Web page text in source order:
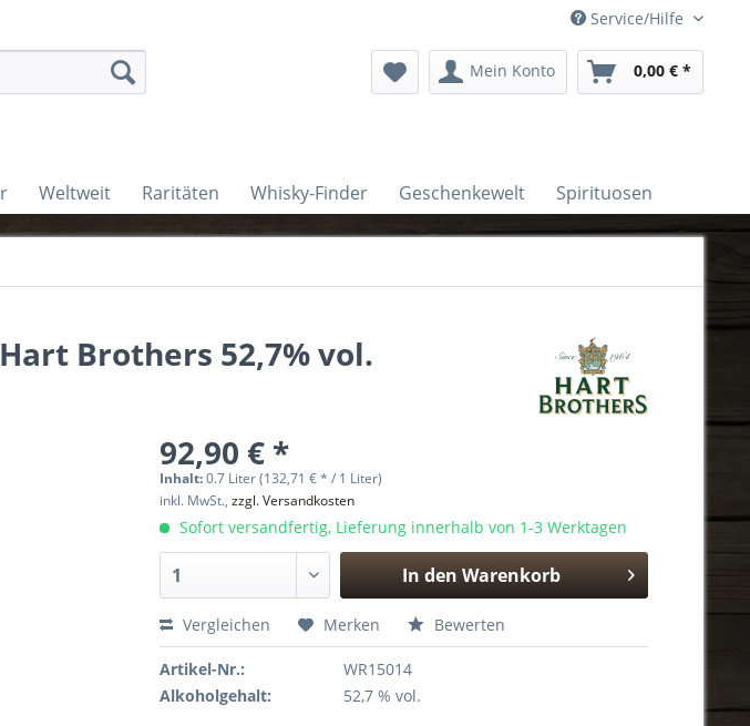
Service/Hilfe
Mein Konto 0,00 € *
Weltweit Raritäten Whisky-Finder Geschenkewelt Spirituosen
Brothers 52,7% vol.
92,90 € *
Inhalt:0.7 Liter (132,71 € * / 1 Liter)
inkl. MwSt.,zzgl. Versandkosten
Sofort versandfertig, Lieferung innerhalb von 1-3 Werktagen
In den Warenkorb
Hinzugefügt
Vergleichen Merken Bewerten
Artikel-Nr.:
WR15014
Alkoholgehalt:
52,7 % vol.